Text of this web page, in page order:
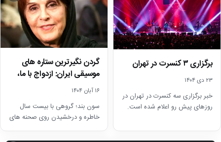
برگزاری ۳ کنسرت در تهران
۲۳ دی ۱۴۰۴
خبر برگزاری سه کنسرت در تهران در
روزهای پیش رو اعلام شده است.
گردن نگیرترین ستاره های
موسیقی ایران: ازدواج با ما،
یعنی یک عمر…
۱۶ آبان ۱۴۰۴
سون بند؛ گروهی با بیست سال
خاطره و درخشیدن روی صحنه های
موسیقی ایران، این بار در فضای…